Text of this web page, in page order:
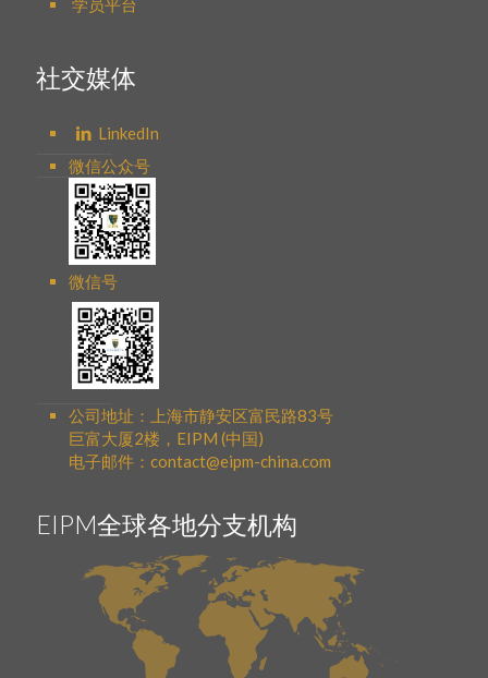
学员平台
社交媒体
LinkedIn
微信公众号
微信号
公司地址：上海市静安区富民路83号
巨富大厦2楼，EIPM (中国)
电子邮件：contact@eipm-china.com
EIPM全球各地分支机构